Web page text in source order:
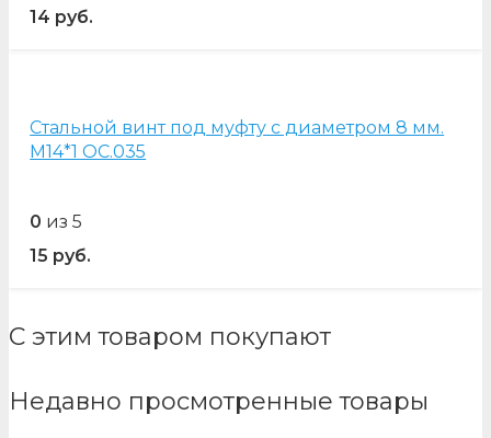
14 руб.
Стальной винт под муфту с диаметром 8 мм.
М14*1 OC.035
0 из 5
15 руб.
С этим товаром покупают
Недавно просмотренные товары